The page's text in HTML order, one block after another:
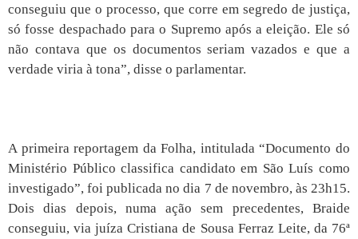
conseguiu que o processo, que corre em segredo de justiça,
só fosse despachado para o Supremo após a eleição. Ele só
não contava que os documentos seriam vazados e que a
verdade viria à tona”, disse o parlamentar.
A primeira reportagem da Folha, intitulada “Documento do
Ministério Público classifica candidato em São Luís como
investigado”, foi publicada no dia 7 de novembro, às 23h15.
Dois dias depois, numa ação sem precedentes, Braide
conseguiu, via juíza Cristiana de Sousa Ferraz Leite, da 76ª